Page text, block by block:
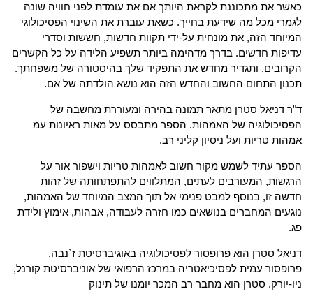
כאשר את מתכוננת לקראת היותך אם את עומדת לפני חוויה שונה
לגמרי מכל מה שידעת בחייך. כשאת עוברת את השינוי הפסיכולוגי
המיוחד הזה, את מונחית על-ידי תקוות חדשות, חששות וסדרי
עדיפות חדשים. בדרך מדהימה ביותר תשפיע הלידה על כל הקשרים
הקרובים, ותגדיר מחדש את התפקיד שלך בהיסטורה של משפחתך.
תכנון התחום החשוב והחדש הזה הוא נושא הולדתה של אם.
ד"ר דניאל סטרן מתאר תמונה בהירה ומעוררת מחשבה של
הפסיכולוגיה של האמהות. הספר מתבסס על מאות ראיונות עמ
אמהות טריות ועל ניסיון קליני רב.
הספר עתיד לשמש מקור חשוב לאמהות טריות וישפור אור על
הרגשות, המעורבים לעתים, המתלווים להתפתחותה של זהות
חדשה זו, בנוסף למבט פנימי אל תוך המצב המיוחד של האמהות,
נוגעים המחברים בנושאים כמו חזרה לעבודה, אבהות, אימוץ ולידת
פג.
דניאל סטרן הוא פרופסור לפסיכולוגיה באוגיברסיטת ז`נבה,
פרופסור עמית לפסיכיאטריה במרכז הרפואי של אוניברסיטת קורנל,
ניו-יורק. סטרן הוא מחבר רב המכר יומנו של תינוק